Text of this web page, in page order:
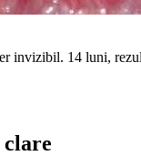
invizibil. 14 luni,
clare